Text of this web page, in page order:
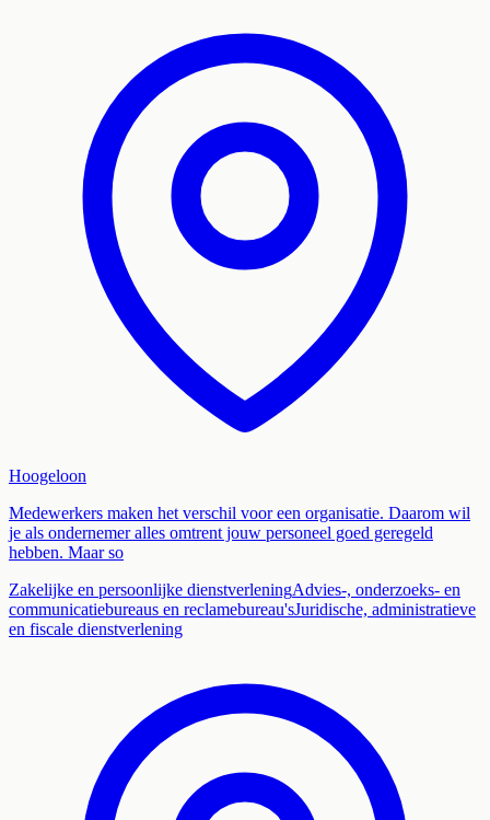
Hoogeloon
Medewerkers maken het verschil voor een organisatie. Daarom wil
je als ondernemer alles omtrent jouw personeel goed geregeld
hebben. Maar so
Zakelijke en persoonlijke dienstverleningAdvies-, onderzoeks- en
communicatiebureaus en reclamebureau'sJuridische, administratieve
en fiscale dienstverlening